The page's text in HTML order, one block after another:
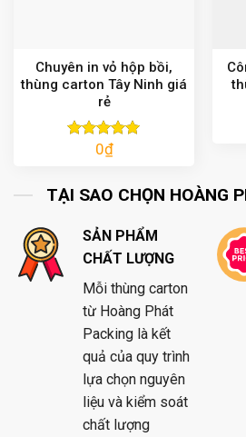
Chuyên in vỏ hộp bồi,
thùng carton Tây Ninh giá
rẻ
Được xếp
0₫
TẠI SAO CHỌN HOÀNG
SẢN PHẨM
CHẤT LƯỢNG
Mỗi thùng carton
từ Hoàng Phát
Packing là kết
quả của quy trình
lựa chọn nguyên
liệu và kiểm soát
chất lượng